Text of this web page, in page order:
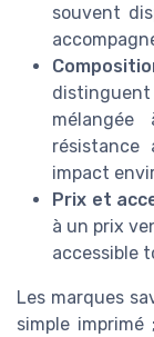
souvent
impact
Prix et
à un prix
accessible
Les marques
simple